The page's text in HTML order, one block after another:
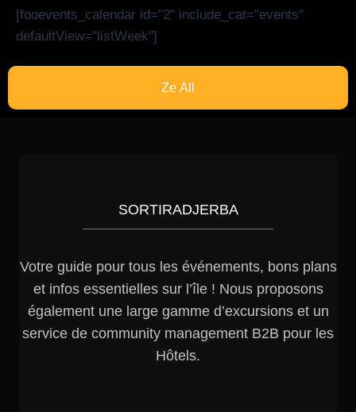
Ze All
[fooevents_calendar id="2" include_cat="events"
defaultView="listWeek"]
SORTIRADJERBA
Votre guide pour tous les événements, bons plans
et infos essentielles sur l’île ! Nous proposons
également une large gamme d’excursions et un
service de community management B2B pour les
Hôtels.